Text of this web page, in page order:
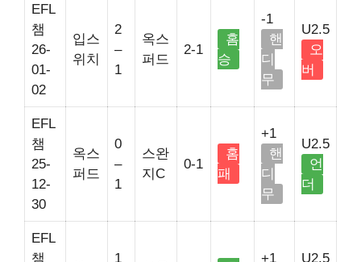
EFL
챔
26-
01-
02
입스
위치
2
–
1
옥스
퍼드
2-1
홈
승
-1
핸
디
무
U2.5
오
버
EFL
챔
25-
12-
30
옥스
퍼드
0
–
1
스완
지C
0-1
홈
패
+1
핸
디
무
U2.5
언
더
EFL
챔
1
+1
U2.5